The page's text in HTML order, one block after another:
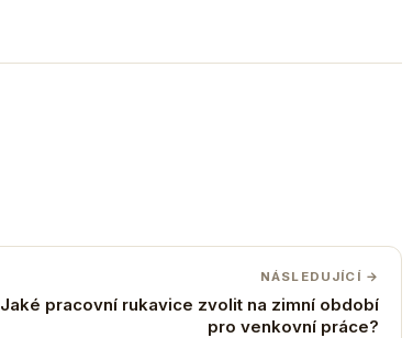
NÁSLEDUJÍCÍ →
Jaké pracovní rukavice zvolit na zimní období
pro venkovní práce?